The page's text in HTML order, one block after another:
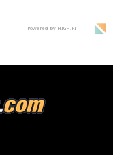
Powered by HIGH.FI